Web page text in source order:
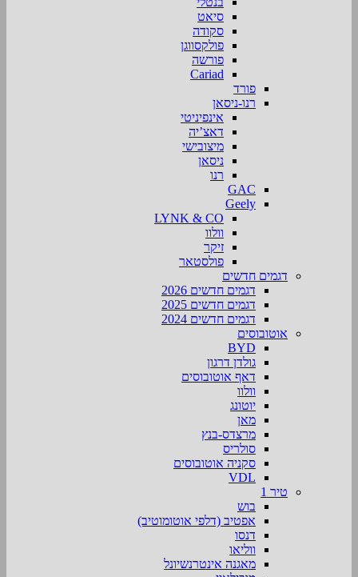
סיאט
סקודה
פולקסווגן
פורשה
Cariad
פורד
רנו-ניסאן
אינפיניטי
דאצ’יה
מיצובישי
ניסאן
רנו
GAC
Geely
LYNK & CO
וולוו
זיקר
פולסטאר
דגמים חדשים
דגמים חדשים 2026
דגמים חדשים 2025
דגמים חדשים 2024
אוטובוסים
BYD
גולדן דרגון
דאף אוטובוסים
וולוו
יוטונג
מאן
מרצדס-בנץ
סולריס
סקניה אוטובוסים
VDL
טיר 1
בוש
אפטיב (דלפי אוטומוטיב)
דנסו
ווליאו
מאגנה אינטרנשיונל